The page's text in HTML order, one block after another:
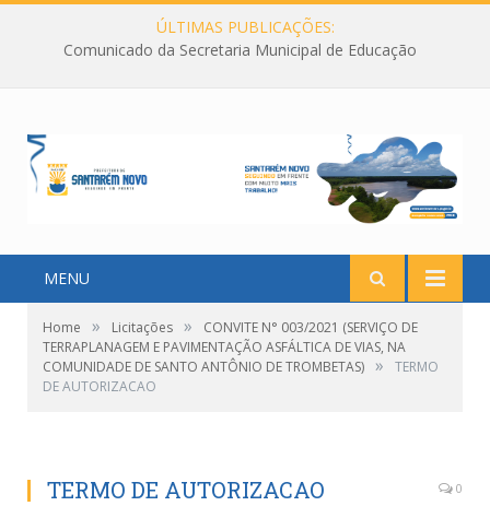
ÚLTIMAS PUBLICAÇÕES:
Comunicado da Secretaria Municipal de Educação
MENU
Home » Licitações »
CONVITE N° 003/2021 (SERVIÇO DE
TERRAPLANAGEM E PAVIMENTAÇÃO ASFÁLTICA DE VIAS, NA
COMUNIDADE DE SANTO ANTÔNIO DE TROMBETAS) »
TERMO
DE AUTORIZACAO
TERMO DE AUTORIZACAO 0